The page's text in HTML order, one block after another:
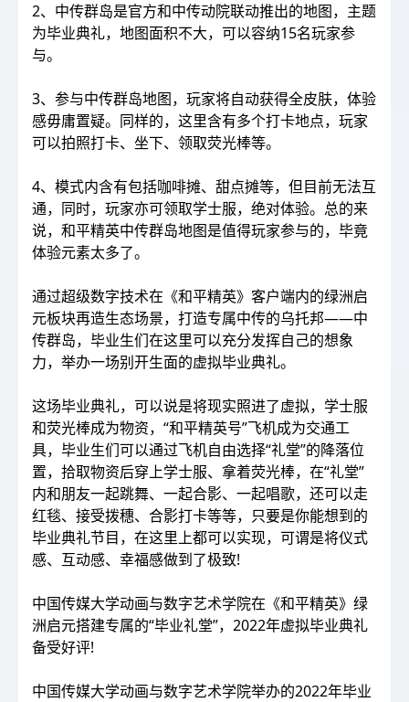
2、中传群岛是官方和中传动院联动推出的地图，主题
为毕业典礼，地图面积不大，可以容纳15名玩家参
与。
3、参与中传群岛地图，玩家将自动获得全皮肤，体验
感毋庸置疑。同样的，这里含有多个打卡地点，玩家
可以拍照打卡、坐下、领取荧光棒等。
4、模式内含有包括咖啡摊、甜点摊等，但目前无法互
通，同时，玩家亦可领取学士服，绝对体验。总的来
说，和平精英中传群岛地图是值得玩家参与的，毕竟
体验元素太多了。
通过超级数字技术在《和平精英》客户端内的绿洲启
元板块再造生态场景，打造专属中传的乌托邦——中
传群岛，毕业生们在这里可以充分发挥自己的想象
力，举办一场别开生面的虚拟毕业典礼。
这场毕业典礼，可以说是将现实照进了虚拟，学士服
和荧光棒成为物资，“和平精英号”飞机成为交通工
具，毕业生们可以通过飞机自由选择“礼堂”的降落位
置，拾取物资后穿上学士服、拿着荧光棒，在“礼堂”
内和朋友一起跳舞、一起合影、一起唱歌，还可以走
红毯、接受拨穗、合影打卡等等，只要是你能想到的
毕业典礼节目，在这里上都可以实现，可谓是将仪式
感、互动感、幸福感做到了极致!
中国传媒大学动画与数字艺术学院在《和平精英》绿
洲启元搭建专属的“毕业礼堂”，2022年虚拟毕业典礼
备受好评!
中国传媒大学动画与数字艺术学院举办的2022年毕业